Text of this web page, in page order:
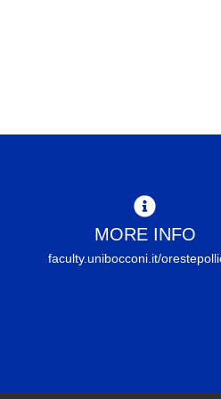
MORE INFO
faculty.unibocconi.it/